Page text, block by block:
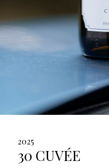
2025
30 CUVÉE